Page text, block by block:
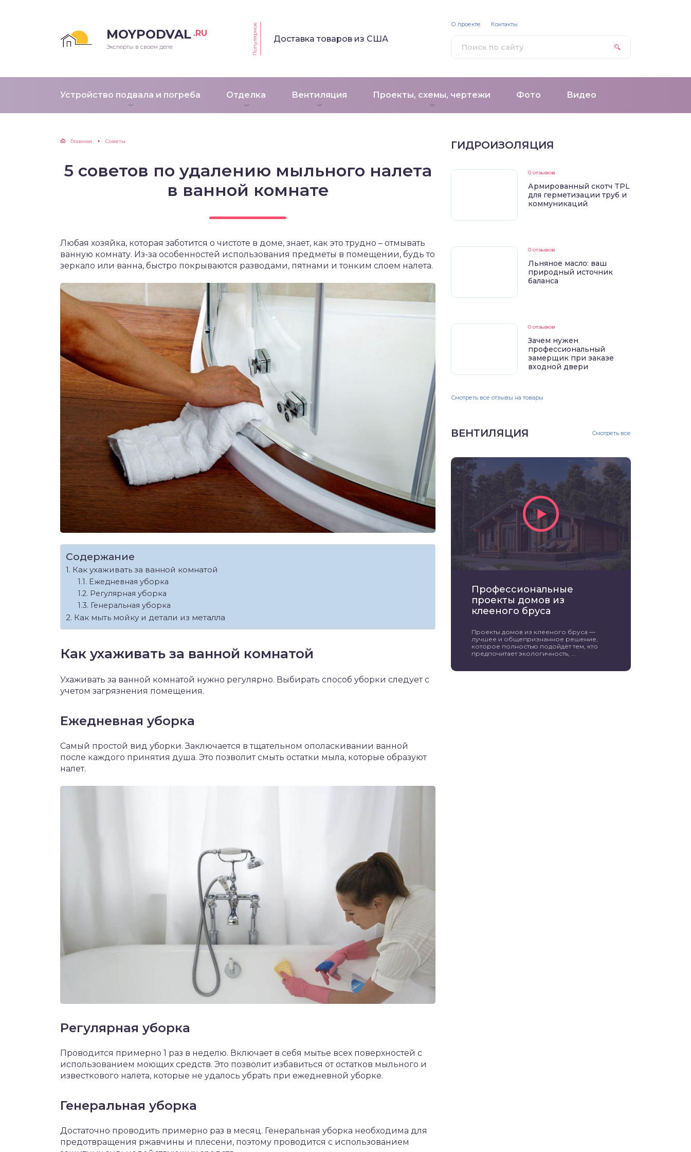
MOYPODVAL .RU
Эксперты в своем деле Популярное Доставка товаров из США
Устройство подвала и погреба Отделка Вентиляция Проекты, схемы, чертежи Фото Видео
О проекте Контакты
Главная Советы
5 советов по удалению мыльного налета
в ванной комнате
Любая хозяйка, которая заботится о чистоте в доме, знает, как это трудно – отмывать
ванную комнату. Из-за особенностей использования предметы в помещении, будь то
зеркало или ванна, быстро покрываются разводами, пятнами и тонким слоем налета.
Содержание
Как ухаживать за ванной комнатой
Ежедневная уборка
Регулярная уборка
Генеральная уборка
Как мыть мойку и детали из металла
Как ухаживать за ванной комнатой
Ухаживать за ванной комнатой нужно регулярно. Выбирать способ уборки следует с
учетом загрязнения помещения.
Ежедневная уборка
Самый простой вид уборки. Заключается в тщательном ополаскивании ванной
после каждого принятия душа. Это позволит смыть остатки мыла, которые образуют
налет.
Регулярная уборка
Проводится примерно 1 раз в неделю. Включает в себя мытье всех поверхностей с
использованием моющих средств. Это позволит избавиться от остатков мыльного и
известкового налета, которые не удалось убрать при ежедневной уборке.
Генеральная уборка
Достаточно проводить примерно раз в месяц. Генеральная уборка необходима для
предотвращения ржавчины и плесени, поэтому проводится с использованием
ГИДРОИЗОЛЯЦИЯ
0 отзывов
Армированный скотч TPL
для герметизации труб и
коммуникаций
0 отзывов
Льняное масло: ваш
природный источник
баланса
0 отзывов
Зачем нужен
профессиональный
замерщик при заказе
входной двери
Смотреть все отзывы на товары
ВЕНТИЛЯЦИЯ Смотреть все
Профессиональные
проекты домов из
клееного бруса
Проекты домов из клееного бруса —
лучшее и общепризнанное решение,
которое полностью подойдёт тем, кто
предпочитает экологичность, ...